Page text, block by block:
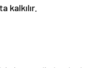
kalkılır.